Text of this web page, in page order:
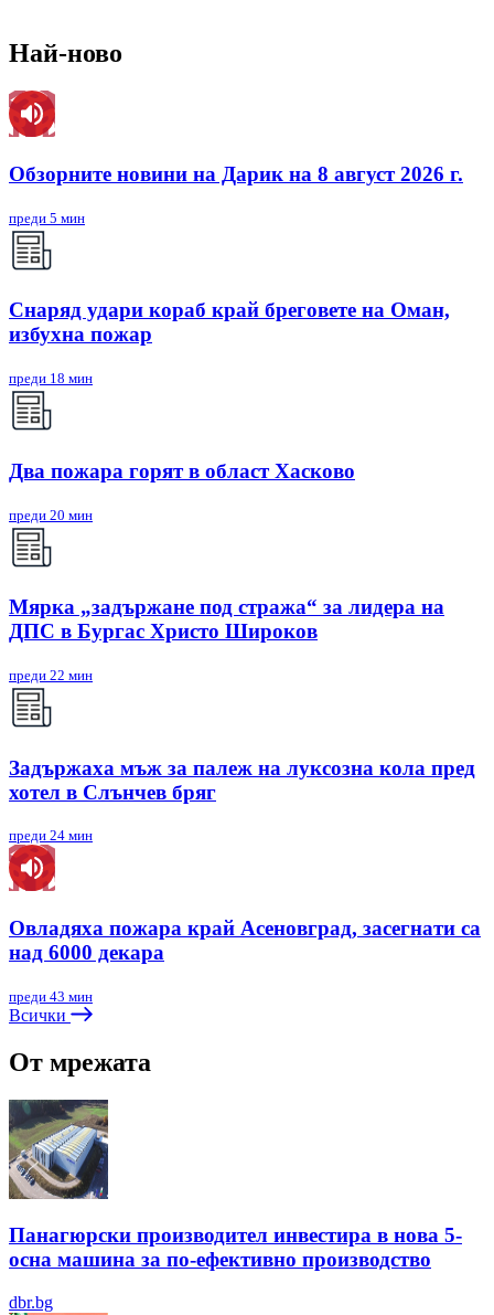
Най-ново
Обзорните новини на Дарик на 8 август 2026 г.
преди 5 мин
Снаряд удари кораб край бреговете на Оман,
избухна пожар
преди 18 мин
Два пожара горят в област Хасково
преди 20 мин
Мярка „задържане под стража“ за лидера на
ДПС в Бургас Христо Широков
преди 22 мин
Задържаха мъж за палеж на луксозна кола пред
хотел в Слънчев бряг
преди 24 мин
Овладяха пожара край Асеновград, засегнати са
над 6000 декара
преди 43 мин
Всички
От мрежата
Панагюрски производител инвестира в нова 5-
осна машина за по-ефективно производство
dbr.bg